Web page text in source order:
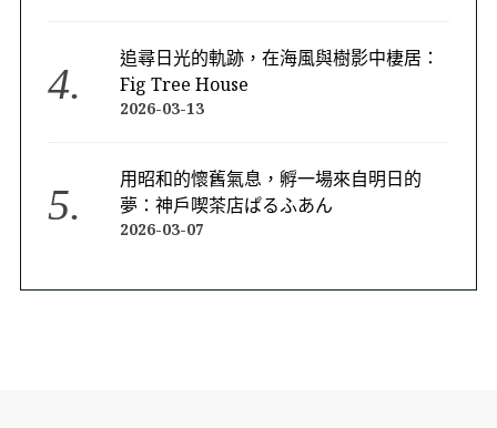
追尋日光的軌跡，在海風與樹影中棲居：
Fig Tree House
2026-03-13
用昭和的懷舊氣息，孵一場來自明日的
夢：神戶喫茶店ぱるふあん
2026-03-07